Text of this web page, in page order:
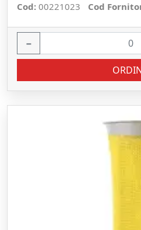
Cod: 00221023 Cod
−